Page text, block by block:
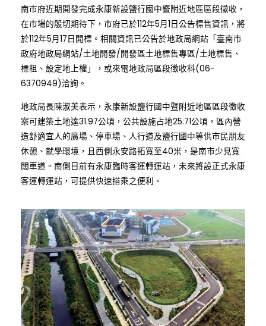
南市府近期開發完成永康新設鹽行國中暨附近地區區段徵收，
在市場的殷切期待下，市府已於112年5月1日公告標售資訊，將
於112年5月17日開標。相關資訊已公告於地政局網站「臺南市
政府地政局網站/土地開發/開發區土地標售專區/土地標售、
標租、設定地上權」，或來電地政局區段徵收科(06-
6370949)洽詢。
地政局長陳淑美表示，永康新設鹽行國中暨附近地區區段徵收
案可建築土地達31.97公頃，公共設施占地25.71公頃，區內營
造舒適宜人的廣場、停車場、人行道及鹽行國中等供市民朋友
休憩、就學環境，且西側永安路拓寬至40米，是南市少見寬
闊車道。南側目前有永康臨時客運轉運站，未來將設正式永康
客運轉運站，可提供快速搭乘之便利。